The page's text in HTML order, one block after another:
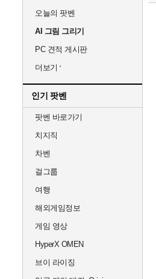
오늘의 팟벤
AI 그림 그리기
PC 견적 게시판
더보기
인기 팟벤
팟벤 바로가기
치지직
차벤
걸그룹
여행
해외게임정보
게임 영상
HyperX OMEN
브이 라이징